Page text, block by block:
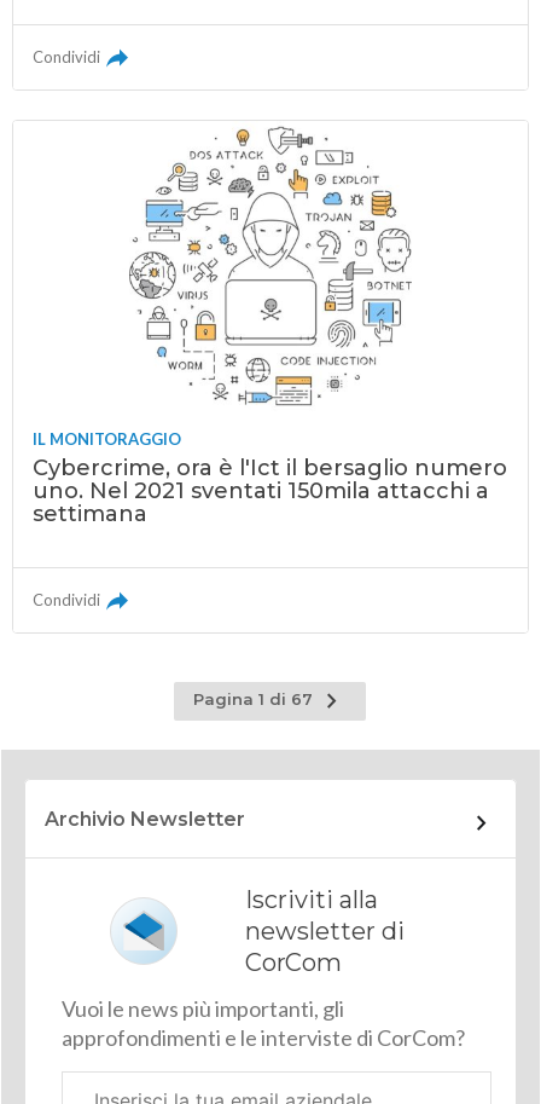
Condividi
IL MONITORAGGIO
Cybercrime, ora è l'Ict il bersaglio numero
uno. Nel 2021 sventati 150mila attacchi a
settimana
Condividi
Pagina 1 di 67
Pagina
successiva
Archivio Newsletter
Iscriviti alla
newsletter di
CorCom
Vuoi le news più importanti, gli
approfondimenti e le interviste di CorCom?